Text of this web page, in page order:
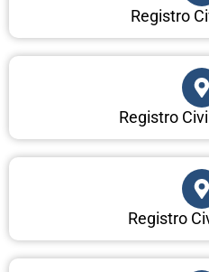
Registro
Registro
Registro